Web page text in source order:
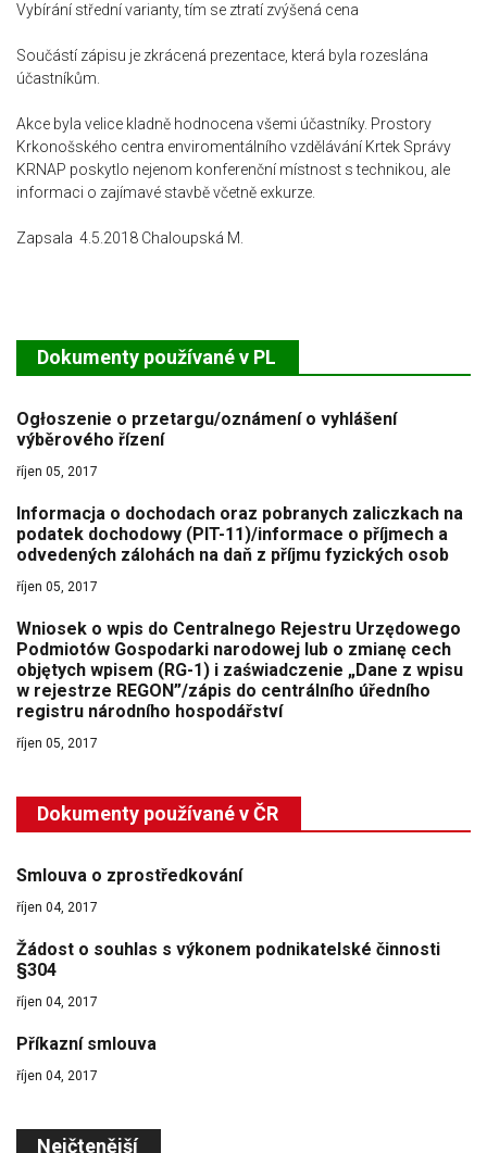
Vybírání střední varianty, tím se ztratí zvýšená cena
Součástí zápisu je zkrácená prezentace, která byla rozeslána
účastníkům.
Akce byla velice kladně hodnocena všemi účastníky. Prostory
Krkonošského centra enviromentálního vzdělávání Krtek Správy
KRNAP poskytlo nejenom konferenční místnost s technikou, ale
informaci o zajímavé stavbě včetně exkurze.
Zapsala 4.5.2018 Chaloupská M.
Dokumenty používané v PL
Ogłoszenie o przetargu/oznámení o vyhlášení
výběrového řízení
říjen 05, 2017
Informacja o dochodach oraz pobranych zaliczkach na
podatek dochodowy (PIT-11)/informace o příjmech a
odvedených zálohách na daň z příjmu fyzických osob
říjen 05, 2017
Wniosek o wpis do Centralnego Rejestru Urzędowego
Podmiotów Gospodarki narodowej lub o zmianę cech
objętych wpisem (RG-1) i zaświadczenie „Dane z wpisu
w rejestrze REGON”/zápis do centrálního úředního
registru národního hospodářství
říjen 05, 2017
Dokumenty používané v ČR
Smlouva o zprostředkování
říjen 04, 2017
Žádost o souhlas s výkonem podnikatelské činnosti
§304
říjen 04, 2017
Příkazní smlouva
říjen 04, 2017
Nejčtenější